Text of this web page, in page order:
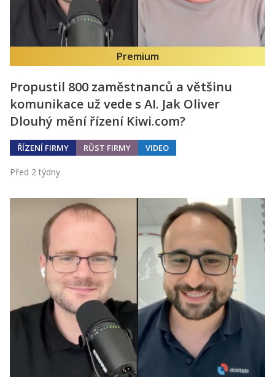
Premium
Propustil 800 zaměstnanců a většinu
komunikace už vede s AI. Jak Oliver
Dlouhý mění řízení Kiwi.com?
ŘÍZENÍ FIRMY RŮST FIRMY VIDEO
Před 2 týdny